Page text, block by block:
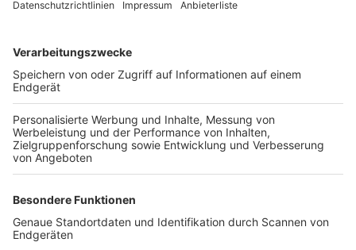
TOP-VEREINE
TOP-PARTNER